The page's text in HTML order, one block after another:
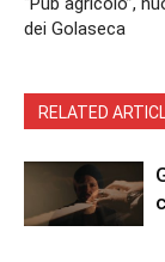
dei Golaseca
RELATED